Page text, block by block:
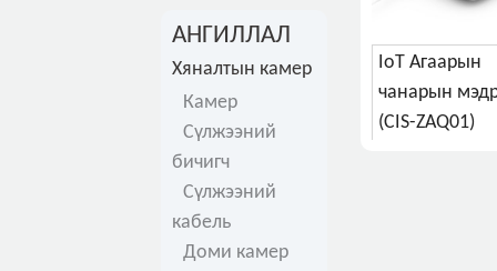
АНГИЛЛАЛ
Хяналтын камер
Камер
Сүлжээний
бичигч
Сүлжээний
кабель
Доми камер
IoT Агаарын
чанарын
(CIS-ZAQ01)